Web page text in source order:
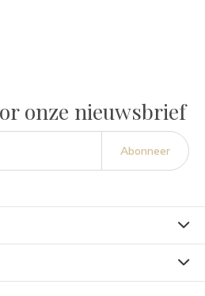
onze nieuwsbrief
Abonneer